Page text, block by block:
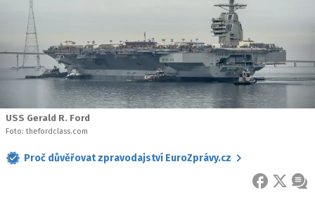
USS Gerald R. Ford
Foto: thefordclass.com
Proč důvěřovat zpravodajství EuroZprávy.cz
FACEBOOK
X